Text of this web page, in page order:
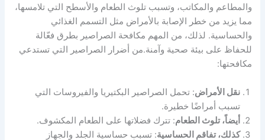
والمطاعم والمكاتب، وتسبب تلوث الطعام والأسطح التي تلامسها،
مما يزيد من خطر الإصابة بالأمراض مثل التسمم الغذائي
والحساسية. لذلك، من المهم مكافحة الصراصير بطرق فعّالة
للحفاظ على بيئة صحية وآمنة.من أضرار الصراصير التي تستدعي
مكافحتها:
نقل الأمراض: تحمل الصراصير البكتيريا والفيروسات التي
تسبب أمراضًا خطيرة.
أيضاً، تلوث الطعام: تترك فضلاتها على الطعام المكشوف.
كذلك، تفاقم الحساسية: تسبب حساسية الجلد والجهاز